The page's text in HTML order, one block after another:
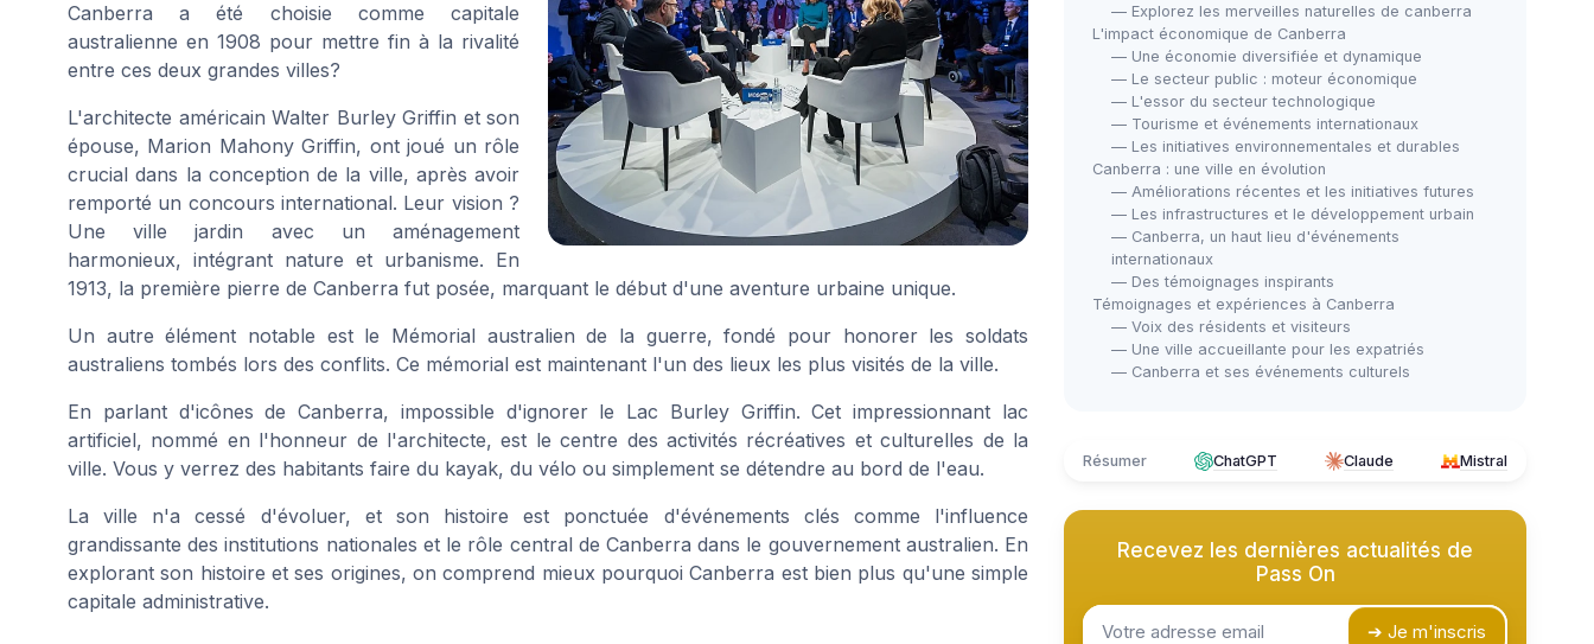
Canberra a été choisie comme capitale
australienne en 1908 pour mettre fin à la rivalité
entre ces deux grandes villes?
L'architecte américain Walter Burley Griffin et son
épouse, Marion Mahony Griffin, ont joué un rôle
crucial dans la conception de la ville, après avoir
remporté un concours international. Leur vision ?
Une ville jardin avec un aménagement
harmonieux, intégrant nature et urbanisme. En
1913, la première pierre de Canberra fut posée, marquant le début d'une aventure urbaine unique.
Un autre élément notable est le Mémorial australien de la guerre, fondé pour honorer les soldats
australiens tombés lors des conflits. Ce mémorial est maintenant l'un des lieux les plus visités de la ville.
En parlant d'icônes de Canberra, impossible d'ignorer le Lac Burley Griffin. Cet impressionnant lac
artificiel, nommé en l'honneur de l'architecte, est le centre des activités récréatives et culturelles de la
ville. Vous y verrez des habitants faire du kayak, du vélo ou simplement se détendre au bord de l'eau.
La ville n'a cessé d'évoluer, et son histoire est ponctuée d'événements clés comme l'influence
grandissante des institutions nationales et le rôle central de Canberra dans le gouvernement australien. En
explorant son histoire et ses origines, on comprend mieux pourquoi Canberra est bien plus qu'une simple
capitale administrative.
— Explorez les merveilles naturelles de canberra
L'impact économique de Canberra
— Une économie diversifiée et dynamique
— Le secteur public : moteur économique
— L'essor du secteur technologique
— Tourisme et événements internationaux
— Les initiatives environnementales et durables
Canberra : une ville en évolution
— Améliorations récentes et les initiatives futures
— Les infrastructures et le développement urbain
— Canberra, un haut lieu d'événements
internationaux
— Des témoignages inspirants
Témoignages et expériences à Canberra
— Voix des résidents et visiteurs
— Une ville accueillante pour les expatriés
— Canberra et ses événements culturels
Résumer ChatGPT Claude Mistral
Recevez les dernières actualités de
Pass On
➔ Je m'inscris